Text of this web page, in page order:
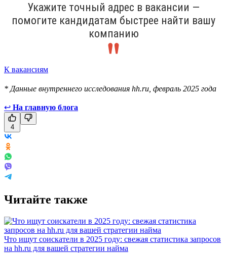
Укажите точный адрес в вакансии —
помогите кандидатам быстрее найти вашу
компанию
К вакансиям
* Данные внутреннего исследования hh.ru, февраль 2025 года
↩ На главную блога
4
Читайте также
Что ищут соискатели в 2025 году: свежая статистика запросов
на hh.ru для вашей стратегии найма